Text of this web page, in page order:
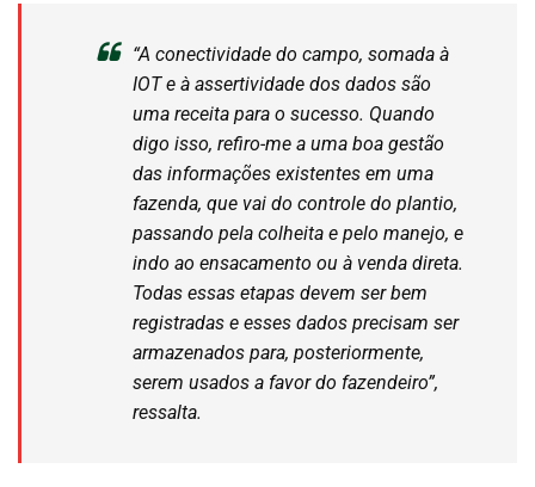
“A conectividade do campo, somada à
IOT e à assertividade dos dados são
uma receita para o sucesso. Quando
digo isso, refiro-me a uma boa gestão
das informações existentes em uma
fazenda, que vai do controle do plantio,
passando pela colheita e pelo manejo, e
indo ao ensacamento ou à venda direta.
Todas essas etapas devem ser bem
registradas e esses dados precisam ser
armazenados para, posteriormente,
serem usados a favor do fazendeiro”,
ressalta.